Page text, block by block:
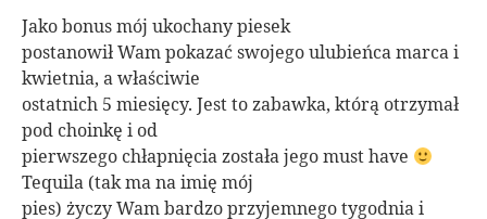
Jako bonus mój ukochany piesek
postanowił Wam pokazać swojego ulubieńca marca i
kwietnia, a właściwie
ostatnich 5 miesięcy. Jest to zabawka, którą otrzymał
pod choinkę i od
pierwszego chłapnięcia została jego must have
Tequila (tak ma na imię mój
pies) życzy Wam bardzo przyjemnego tygodnia i